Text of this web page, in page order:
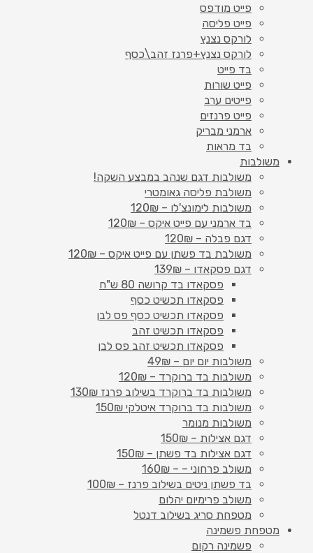
פייט מודפס
פייט פליסה
לורקס נצנץ
לורקס נצנץ+פרנז זהב\כסף
בד פייט
פייט שורות
פייטים ערב
פייט פרנזים
ארמני מבריק
בד מראות
משולבות
משולבות דגם שנהב במבצע השקה!
משולבת פליסה גאומטרי
משולבות לימונצ'לו – 120₪
בד ארמני עם פייט איקס – 120₪
דגם פבלה – 120₪
משולבת בד פשתן עם פייט איקס – 120₪
דגם פסקאדו – 139₪
פסקאדו בד קרושה 80 ש"ח
פסקאדו תכשיט כסף
פסקאדו תכשיט כסף פס לבן
פסקאדו תכשיט זהב
פסקאדו תכשיט זהב פס לבן
משולבות יום יום – 49₪
משולבות בד ברוקרד – 120₪
משולבות בד ברוקרד בשילוב פרנז 130₪
משולבות בד ברוקרד איטלקי 150₪
משולבות מנומר
דגם אצילות – 150₪
דגם אצילות בד פשתן – 150₪
משולב פרחוני – – 160₪
בד פשתן ניטים בשילוב פרנז – 100₪
משולב פרימיום יהלום
מטפחת סריג בשילוב דנטל
מטפחת פשמינה
פשמינה רקום